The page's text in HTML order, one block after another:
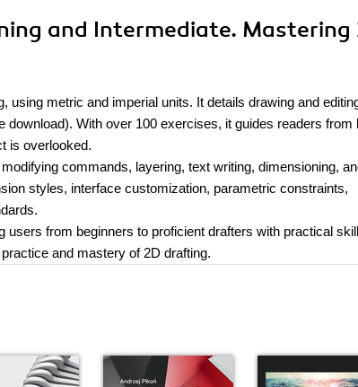
and Intermediate. Mastering
metric and imperial units. It details drawing and
With over 100 exercises, it guides readers from
is overlooked.
commands, layering, text writing, dimensioning,
styles, interface customization, parametric constraints,
from beginners to proficient drafters with practical
and mastery of 2D drafting.